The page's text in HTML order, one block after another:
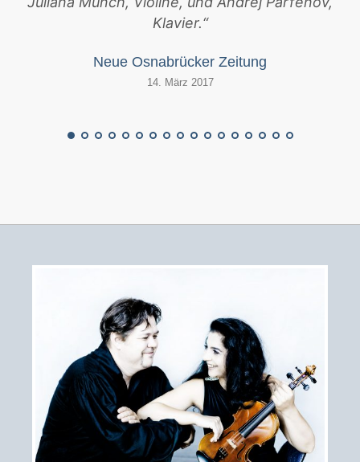
Klavier.“
Neue Osnabrücker Zeitung
14. März 2017